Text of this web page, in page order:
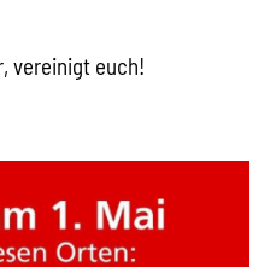
vereinigt euch!